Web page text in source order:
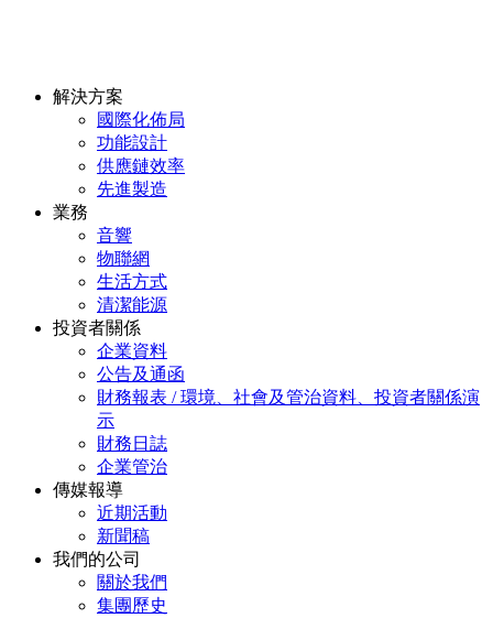
解決方案
國際化佈局
功能設計
供應鏈效率
先進製造
業務
音響
物聯網
生活方式
清潔能源
投資者關係
企業資料
公告及通函
財務報表 / 環境、社會及管治資料、投資者關係演
示
財務日誌
企業管治
傳媒報導
近期活動
新聞稿
我們的公司
關於我們
集團歷史